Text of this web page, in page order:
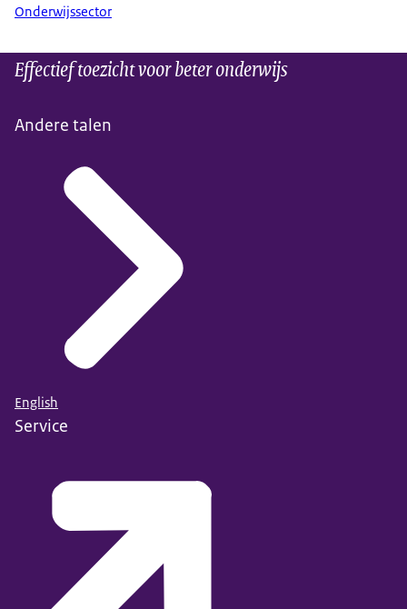
Onderwijssector
Effectief toezicht voor beter onderwijs
Andere talen
English
Service